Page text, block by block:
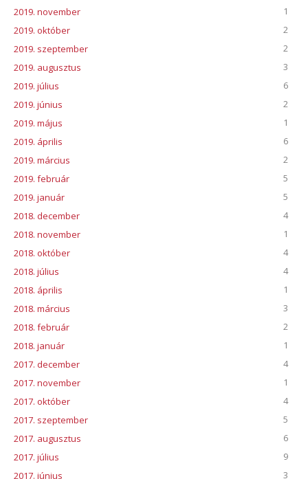
2019. november
1
2019. október
2
2019. szeptember
2
2019. augusztus
3
2019. július
6
2019. június
2
2019. május
1
2019. április
6
2019. március
2
2019. február
5
2019. január
5
2018. december
4
2018. november
1
2018. október
4
2018. július
4
2018. április
1
2018. március
3
2018. február
2
2018. január
1
2017. december
4
2017. november
1
2017. október
4
2017. szeptember
5
2017. augusztus
6
2017. július
9
2017. június
3